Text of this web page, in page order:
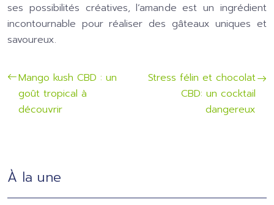
ses possibilités créatives, l’amande est un ingrédient
incontournable pour réaliser des gâteaux uniques et
savoureux.
Mango kush CBD : un
goût tropical à
découvrir
Stress félin et chocolat
CBD: un cocktail
dangereux
À la une